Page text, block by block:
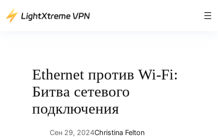
Перейти
Ethernet против Wi-Fi:
Битва сетевого
подключения
Сен 29, 2024Christina Felton